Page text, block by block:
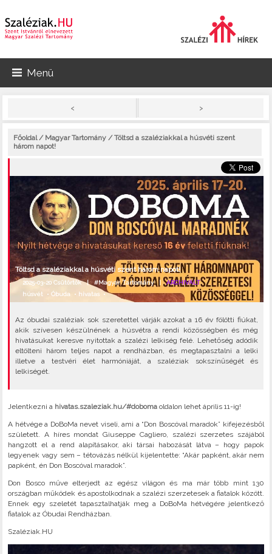
Menü
< >
Főoldal/ Magyar Tartomány / Töltsd a szaléziakkal a húsvéti szent
három napot!
Töltsd a szaléziakkal a húsvéti szent három napot!
2025-03-20 Csütörtök |#Magyar Tartomány|ARCHIVÁLT
húsvét
•Óbuda • hivatas •
Az óbudai szaléziak sok szeretettel várják azokat a 16 év fölötti fiúkat,
akik szívesen készülnének a húsvétra a rendi közösségben és még
hivatásukat keresve nyitottak a szalézi lelkiség felé. Lehetőség adódik
eltölteni három teljes napot a rendházban, és megtapasztalni a lelki
illetve a testvéri élet harmóniáját, a szaléziak sokszínűségét és
lelkiségét.
Jelentkezni a hivatas.szaleziak.hu/#doboma oldalon lehet április 11-ig!
A hétvége a DoBoMa nevet viseli, ami a “Don Boscóval maradok” kifejezésből
született. A híres mondat Giuseppe Cagliero, szalézi szerzetes szájából
hangzott el a rend alapításakor, aki társai habozását látva – hogy papok
legyenek vagy sem – tétovázás nélkül kijelentette: “Akár papként, akár nem
papként, én Don Boscóval maradok”.
Don Bosco műve elterjedt az egész világon és ma már több mint 130
országban működek és apostolkodnak a szalézi szerzetesek a fiatalok között.
Ennek egy szeletét tapasztalhatják meg a DoBoMa hétvégére jelentkező
fiatalok az Óbudai Rendházban.
Szaléziak.HU